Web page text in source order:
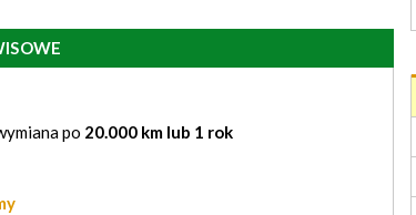
po 20.000 km lub 1 rok